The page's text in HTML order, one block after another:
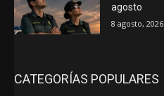
agosto
8 agosto, 2026
CATEGORÍAS POPULARES